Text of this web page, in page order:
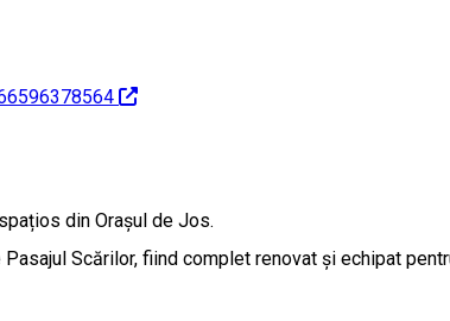
din Orașul de Jos.
Scărilor, fiind complet renovat și echipat